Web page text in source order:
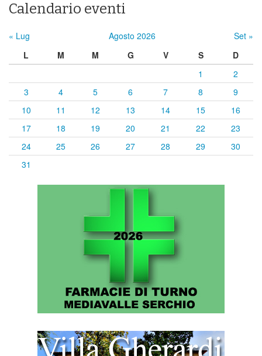
Calendario eventi
« Lug Agosto 2026
Set »
L
M M G V S
D
1
2
3
4 5 6 7 8
9
10
11 12 13 14 15
16
17
18 19 20 21 22
23
24
25 26 27 28 29
30
31